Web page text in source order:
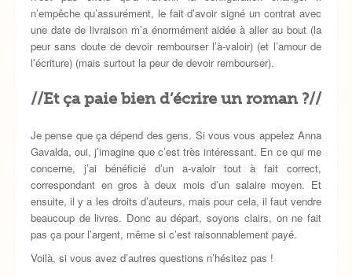
n’empêche qu’assurément, le fait d’avoir signé un contrat avec
une date de livraison m’a énormément aidée à aller au bout (la
peur sans doute de devoir rembourser l’à-valoir) (et l’amour de
l’écriture) (mais surtout la peur de devoir rembourser).
//Et ça paie bien d’écrire un roman ?//
Je pense que ça dépend des gens. Si vous vous appelez Anna
Gavalda, oui, j’imagine que c’est très intéressant. En ce qui me
concerne, j’ai bénéficié d’un a-valoir tout à fait correct,
correspondant en gros à deux mois d’un salaire moyen. Et
ensuite, il y a les droits d’auteurs, mais pour cela, il faut vendre
beaucoup de livres. Donc au départ, soyons clairs, on ne fait
pas ça pour l’argent, même si c’est raisonnablement payé.
Voilà, si vous avez d’autres questions n’hésitez pas !